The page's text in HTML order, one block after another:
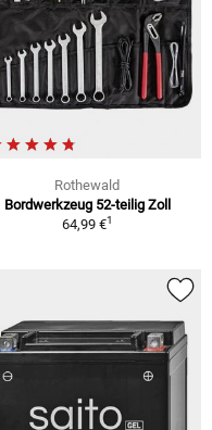
Rothewald
Bordwerkzeug 52-teilig Zoll
64,99 €1